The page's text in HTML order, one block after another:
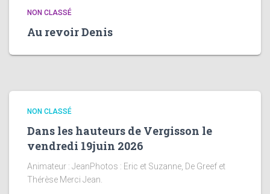
NON CLASSÉ
Au revoir Denis
NON CLASSÉ
Dans les hauteurs de Vergisson le
vendredi 19juin 2026
Animateur : JeanPhotos : Eric et Suzanne, De Greef et
Thérèse Merci Jean.